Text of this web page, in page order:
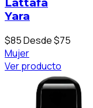
Yara
$85Desde $75
Mujer
Ver producto